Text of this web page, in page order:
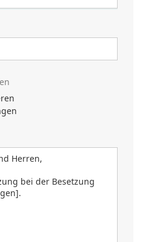
werden Sie kontaktieren